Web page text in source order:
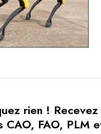
rien !
CAO, FAO, PLM